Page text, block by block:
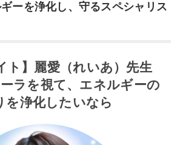
ーを浄化し、守るスペシャリス
ト】麗愛（れいあ）先生
ラを視て、エネルギーの
を浄化したいなら